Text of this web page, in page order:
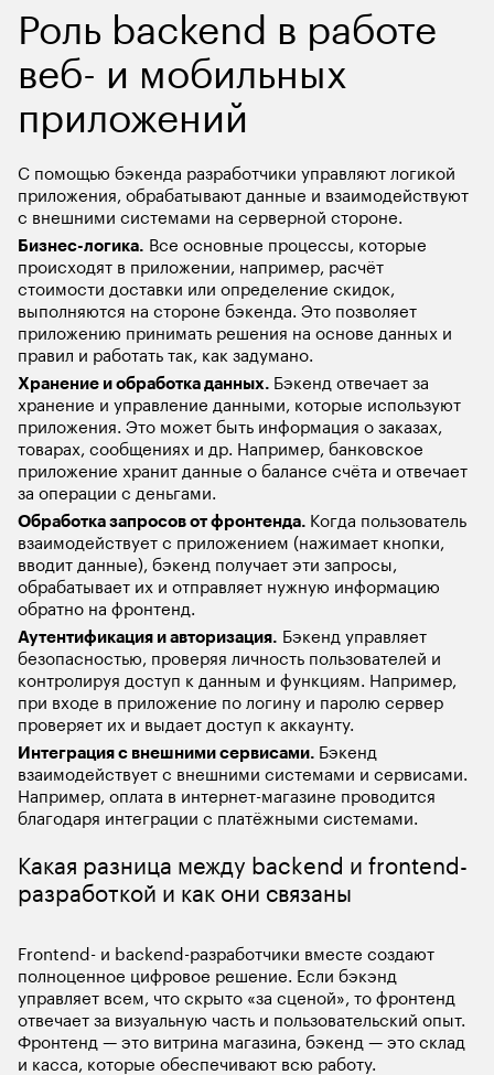
Роль backend в работе
веб- и мобильных
приложений
С помощью бэкенда разработчики управляют логикой
приложения, обрабатывают данные и взаимодействуют
с внешними системами на серверной стороне.
Бизнес-логика. Все основные процессы, которые
происходят в приложении, например, расчёт
стоимости доставки или определение скидок,
выполняются на стороне бэкенда. Это позволяет
приложению принимать решения на основе данных и
правил и работать так, как задумано.
Хранение и обработка данных. Бэкенд отвечает за
хранение и управление данными, которые используют
приложения. Это может быть информация о заказах,
товарах, сообщениях и др. Например, банковское
приложение хранит данные о балансе счёта и отвечает
за операции с деньгами.
Обработка запросов от фронтенда. Когда пользователь
взаимодействует с приложением (нажимает кнопки,
вводит данные), бэкенд получает эти запросы,
обрабатывает их и отправляет нужную информацию
обратно на фронтенд.
Аутентификация и авторизация. Бэкенд управляет
безопасностью, проверяя личность пользователей и
контролируя доступ к данным и функциям. Например,
при входе в приложение по логину и паролю сервер
проверяет их и выдает доступ к аккаунту.
Интеграция с внешними сервисами. Бэкенд
взаимодействует с внешними системами и сервисами.
Например, оплата в интернет-магазине проводится
благодаря интеграции с платёжными системами.
Какая разница между backend и frontend-
разработкой и как они связаны
Frontend- и backend-разработчики вместе создают
полноценное цифровое решение. Если бэкэнд
управляет всем, что скрыто «за сценой», то фронтенд
отвечает за визуальную часть и пользовательский опыт.
Фронтенд — это витрина магазина, бэкенд — это склад
и касса, которые обеспечивают всю работу.